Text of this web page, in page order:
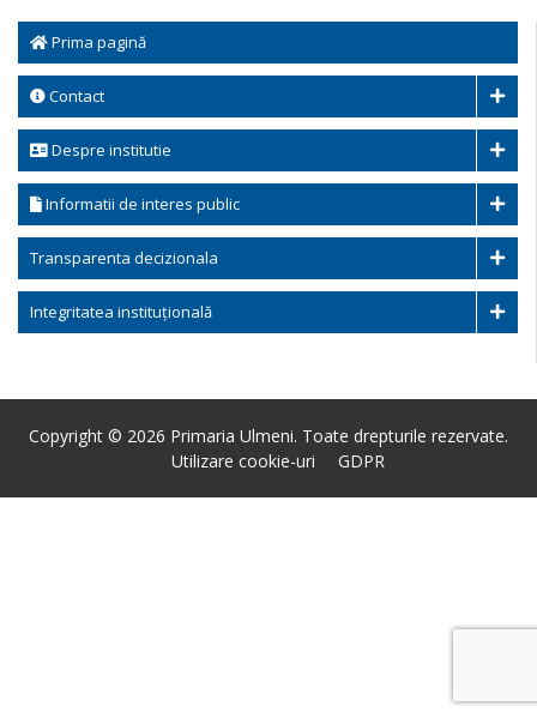
Prima pagină
Contact
Despre institutie
Informatii de interes public
Transparenta decizionala
Integritatea instituțională
Copyright © 2026 Primaria Ulmeni. Toate drepturile rezervate.
Utilizare cookie-uri
GDPR